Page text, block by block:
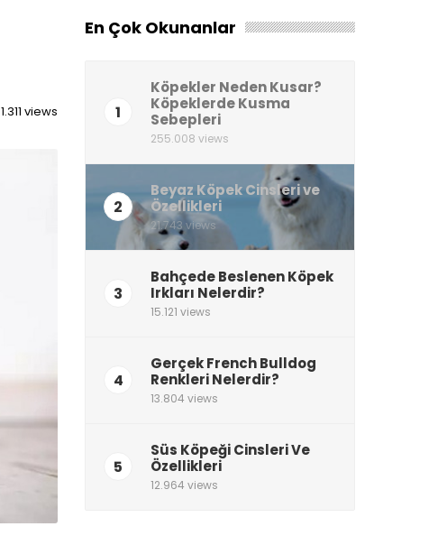
1.311 views
En Çok Okunanlar
1
Köpekler Neden Kusar?
Köpeklerde Kusma
Sebepleri
255.008 views
2
Beyaz Köpek Cinsleri ve
Özellikleri
21.743 views
3
Bahçede Beslenen Köpek
Irkları Nelerdir?
15.121 views
4
Gerçek French Bulldog
Renkleri Nelerdir?
13.804 views
5
Süs Köpeği Cinsleri Ve
Özellikleri
12.964 views